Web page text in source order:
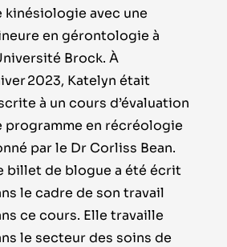
kinésiologie avec une
en gérontologie à
Brock. À
2023, Katelyn était
à un cours d’évaluation
programme en récréologie
par le Dr Corliss Bean.
billet de blogue a été écrit
le cadre de son travail
ce cours. Elle travaille
le secteur des soins de